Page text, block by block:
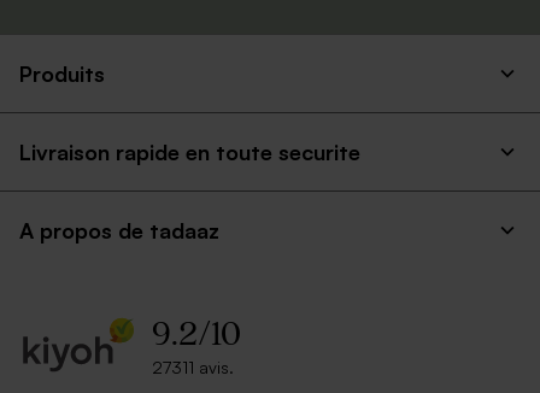
Produits
Livraison rapide en toute securite
A propos de tadaaz
9.2/10
27311 avis.